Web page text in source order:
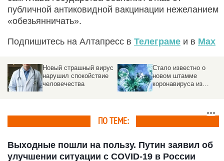
публичной антиковидной вакцинации нежеланием
«обезьянничать».
Подпишитесь на Алтапресс в Телеграме и в Max
Новый страшный вирус
нарушил спокойствие
человечества
Стало известно о
новом штамме
коронавируса из
ПО ТЕМЕ:
Выходные пошли на пользу. Путин заявил об
улучшении ситуации с COVID-19 в России